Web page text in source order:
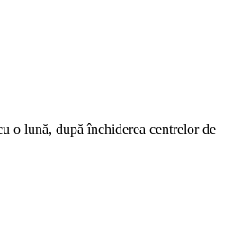
o lună, după închiderea centrelor de